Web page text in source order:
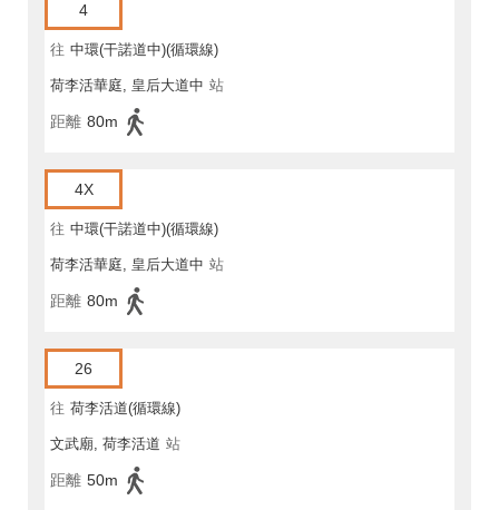
4
往 中環(干諾道中)(循環線)
荷李活華庭, 皇后大道中 站
距離 80m
4X
往 中環(干諾道中)(循環線)
荷李活華庭, 皇后大道中 站
距離 80m
26
往 荷李活道(循環線)
文武廟, 荷李活道 站
距離 50m